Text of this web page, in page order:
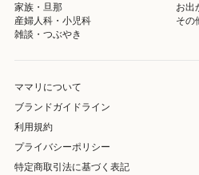
家族・旦那
お出
産婦人科・小児科
その
雑談・つぶやき
ママリについて
ブランドガイドライン
利用規約
プライバシーポリシー
特定商取引法に基づく表記